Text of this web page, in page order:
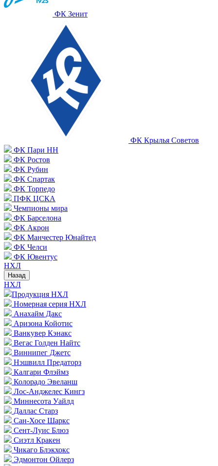
ФК Зенит
ФК Крылья Советов
ФК Пари НН
ФК Ростов
ФК Рубин
ФК Спартак
ФК Торпедо
ПФК ЦСКА
Чемпионы мира
ФК Барселона
ФК Акрон
ФК Манчестер Юнайтед
ФК Челси
ФК Ювентус
НХЛ
Назад
НХЛ
Продукция НХЛ
Номерная серия НХЛ
Анахайм Дакс
Аризона Койотис
Ванкувер Кэнакс
Вегас Голден Найтс
Виннипег Джетс
Нэшвилл Предаторз
Калгари Флэймз
Колорадо Эвеланш
Лос-Анджелес Кингз
Миннесота Уайлд
Даллас Старз
Сан-Хосе Шаркс
Сент-Луис Блюз
Сиэтл Кракен
Чикаго Блэкхокс
Эдмонтон Ойлерз